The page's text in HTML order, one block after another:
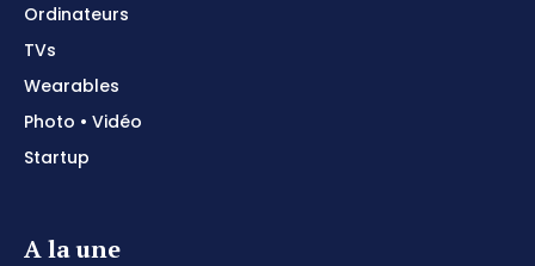
Ordinateurs
TVs
Wearables
Photo • Vidéo
Startup
A la une